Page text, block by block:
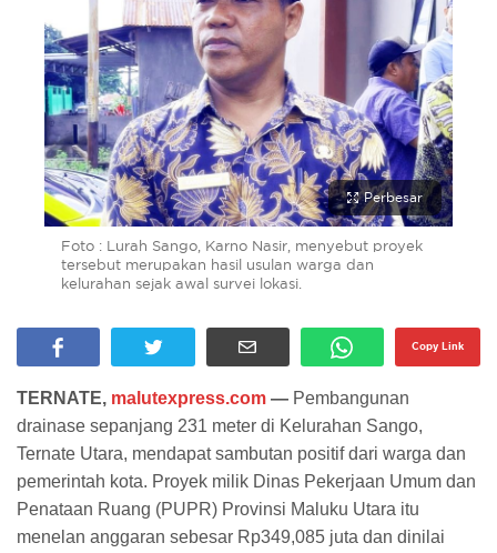
Perbesar
Foto : Lurah Sango, Karno Nasir, menyebut proyek
tersebut merupakan hasil usulan warga dan
kelurahan sejak awal survei lokasi.
Copy Link
TERNATE, malutexpress.com — Pembangunan
drainase sepanjang 231 meter di Kelurahan Sango,
Ternate Utara, mendapat sambutan positif dari warga dan
pemerintah kota. Proyek milik Dinas Pekerjaan Umum dan
Penataan Ruang (PUPR) Provinsi Maluku Utara itu
menelan anggaran sebesar Rp349,085 juta dan dinilai